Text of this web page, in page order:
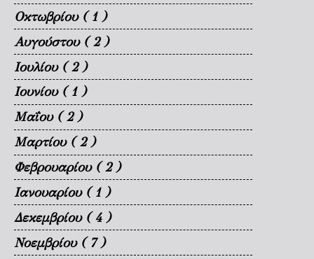
Οκτωβρίου ( 1 )
Αυγούστου ( 2 )
Ιουλίου ( 2 )
Ιουνίου ( 1 )
Μαΐου ( 2 )
Μαρτίου ( 2 )
Φεβρουαρίου ( 2 )
Ιανουαρίου ( 1 )
Δεκεμβρίου ( 4 )
Νοεμβρίου ( 7 )